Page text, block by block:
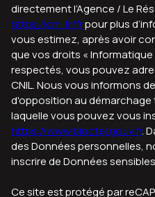
directement l’Agence / Le
https://cnil.fr/frpour plus
vous estimez, après avoir
que vos droits «
respectés, vous pouvez
CNIL. Nous vous informons
d'opposition au démarchage
laquelle vous pouvez vous
https://www.bloctel.gouv.fr.
des Données personnelles,
inscrire de Données
Ce site est protégé par